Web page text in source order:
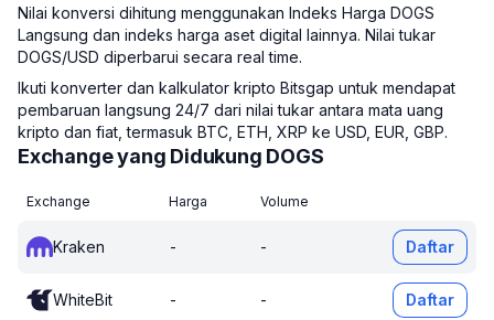
Nilai konversi dihitung menggunakan Indeks Harga DOGS
Langsung dan indeks harga aset digital lainnya. Nilai tukar
DOGS/USD diperbarui secara real time.
Ikuti konverter dan kalkulator kripto Bitsgap untuk mendapat
pembaruan langsung 24/7 dari nilai tukar antara mata uang
kripto dan fiat, termasuk BTC, ETH, XRP ke USD, EUR, GBP.
Exchange yang Didukung DOGS
Exchange Harga Volume
Kraken - - Daftar
WhiteBit - - Daftar